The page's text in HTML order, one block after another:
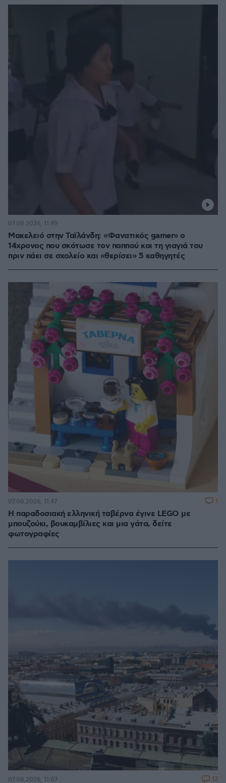
Μακελειό στην Ταϊλάνδη: «Φανατικός gamer» ο
14χρονος που σκότωσε τον παππού και τη γιαγιά του
πριν πάει σε σχολείο και «θερίσει» 5 καθηγητές
07.08.2026, 11:49
Η παραδοσιακή ελληνική ταβέρνα έγινε LEGO με
μπουζούκι, βουκαμβίλιες και μια γάτα, δείτε
φωτογραφίες
07.08.2026, 11:47 1
07.08.2026, 11:07 12